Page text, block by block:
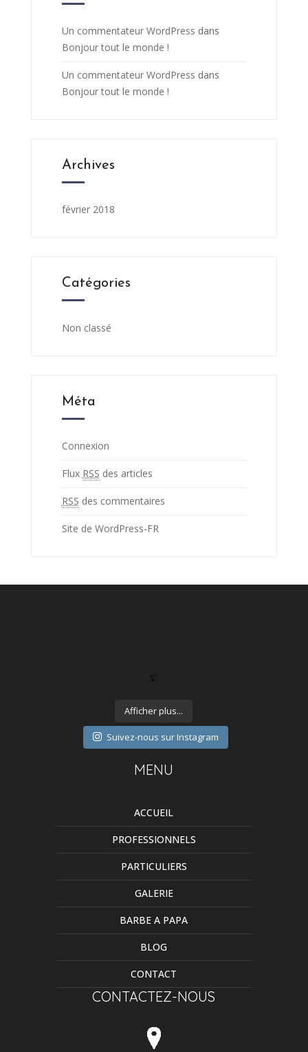
Un commentateur WordPress dans
Bonjour tout le monde !
Un commentateur WordPress dans
Bonjour tout le monde !
Archives
février 2018
Catégories
Non classé
Méta
Connexion
Flux RSS des articles
RSS des commentaires
Site de WordPress-FR
Afficher plus...
Suivez-nous sur Instagram
MENU
ACCUEIL
PROFESSIONNELS
PARTICULIERS
GALERIE
BARBE A PAPA
BLOG
CONTACT
CONTACTEZ-NOUS